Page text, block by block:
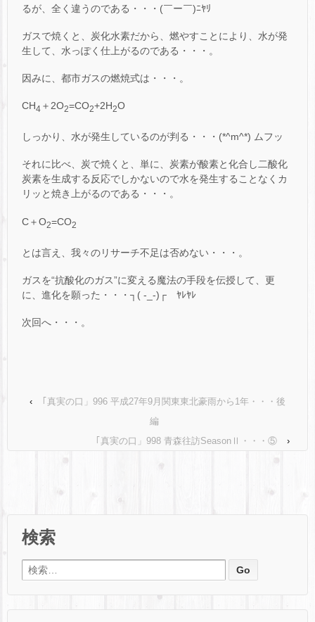
るが、全く違うのである・・・(￣ー￣)ﾆﾔﾘ
ガスで焼くと、炭化水素だから、燃やすことにより、水が発
生して、水っぽく仕上がるのである・・・。
因みに、都市ガスの燃焼式は・・・。
CH4 ＋2O2=CO2+2H2O
しっかり、水が発生しているのが判る・・・(*^m^*) ムフッ
それに比べ、炭で焼くと、単に、炭素が酸素と化合し二酸化
炭素を生成する反応でしかないので水を発生することなくカ
リッと焼き上がるのである・・・。
C＋O2=CO2
とは言え、我々のリサーチ不足は否めない・・・。
ガスを“抗酸化のガス”に変える魔法の手段を伝授して、更
に、進化を願った・・・┐( -_-)┌ ﾔﾚﾔﾚ
次回へ・・・。
‹
｢真実の口」996 平成27年9月関東東北豪雨から1年・・・後
編
｢真実の口」998 青森往訪SeasonⅡ・・・⑤
›
検索
検索: